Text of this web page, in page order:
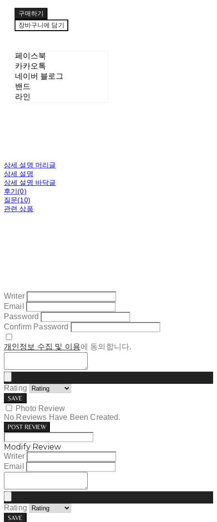
구매하기
장바구니에 담기
페이스북
카카오톡
네이버 블로그
밴드
라인
상세 설명 머리글
상세 설명
상세 설명 바닥글
후기(0)
질문(10)
관련 상품
Writer
Email
Password
Confirm Password
개인정보 수집 및 이용에 동의합니다.
Rating
SAVE
Photo Review
No Reviews Have Been Created.
POST REVIEW
Modify Review
Writer
Email
Rating
SAVE